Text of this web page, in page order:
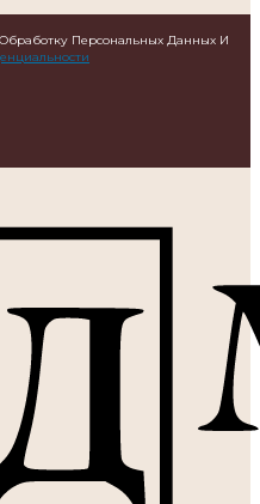
Персональных Данных И